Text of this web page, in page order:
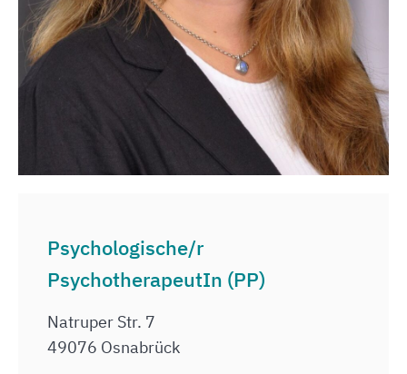
Psychologische/r
PsychotherapeutIn (PP)
Natruper Str. 7
49076 Osnabrück